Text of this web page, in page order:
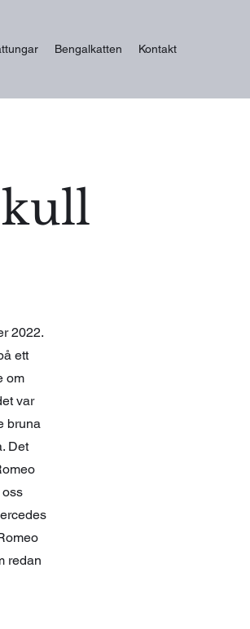
Bengalkatten Kontakt
2022.
ett
om
var
bruna
Det
oss
redan